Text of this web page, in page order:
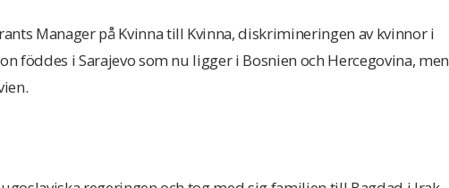
Manager på Kvinna till Kvinna, diskrimineringen av kvinnor i
föddes i Sarajevo som nu ligger i Bosnien och Hercegovina, men